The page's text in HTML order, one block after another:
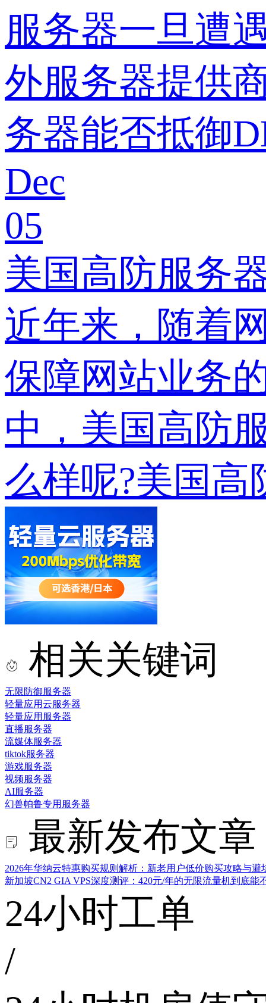
服务器一旦遭
外服务器提供
务器能否抵御
Dec
05
美国高防服务
近年来，随着
保障网站业务
中，美国高防
么样呢?美国高
相关关键词
无限防御服务器
轻量应用云服务器
轻量应用服务器
直播服务器
流媒体服务器
tiktok服务器
游戏服务器
视频服务器
AI服务器
幻兽帕鲁专用服务器
最新发布文章
2026年华纳云特惠购买规则解析：新老用户低价购买攻略与避
新加坡CN2 GIA VPS深度测评：420元/年的无限流量机到底能
24小时工单
/